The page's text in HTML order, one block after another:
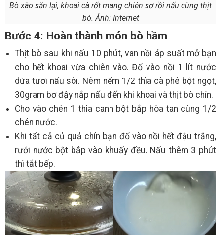
Bò xào săn lại, khoai cà rốt mang chiên sơ rồi nấu cùng thịt
bò. Ảnh: Internet
Bước 4: Hoàn thành món bò hầm
Thịt bò sau khi nấu 10 phút, van nồi áp suất mở bạn
cho hết khoai vừa chiên vào. Đổ vào nồi 1 lít nước
dừa tươi nấu sôi. Nêm nếm 1/2 thìa cà phê bột ngọt,
30gram bơ đậy nắp nấu đến khi khoai và thịt bò chín.
Cho vào chén 1 thìa canh bột bắp hòa tan cùng 1/2
chén nước.
Khi tất cả củ quả chín bạn đổ vào nồi hết đậu trắng,
rưới nước bột bắp vào khuấy đều. Nấu thêm 3 phút
thì tắt bếp.